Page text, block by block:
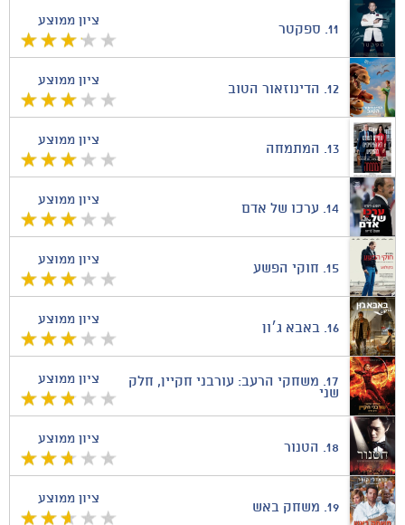
ציון ממוצע
11. ספקטר
ציון ממוצע
12. הדינוזאור הטוב
ציון ממוצע
13. המתמחה
ציון ממוצע
14. ערכו של אדם
ציון ממוצע
15. חוקי הפשע
ציון ממוצע
16. באבא ג׳ון
ציון ממוצע 17. משחקי הרעב: עורבני חקיין, חלק
שני
ציון ממוצע
18. הטנור
ציון ממוצע
19. משחק באש